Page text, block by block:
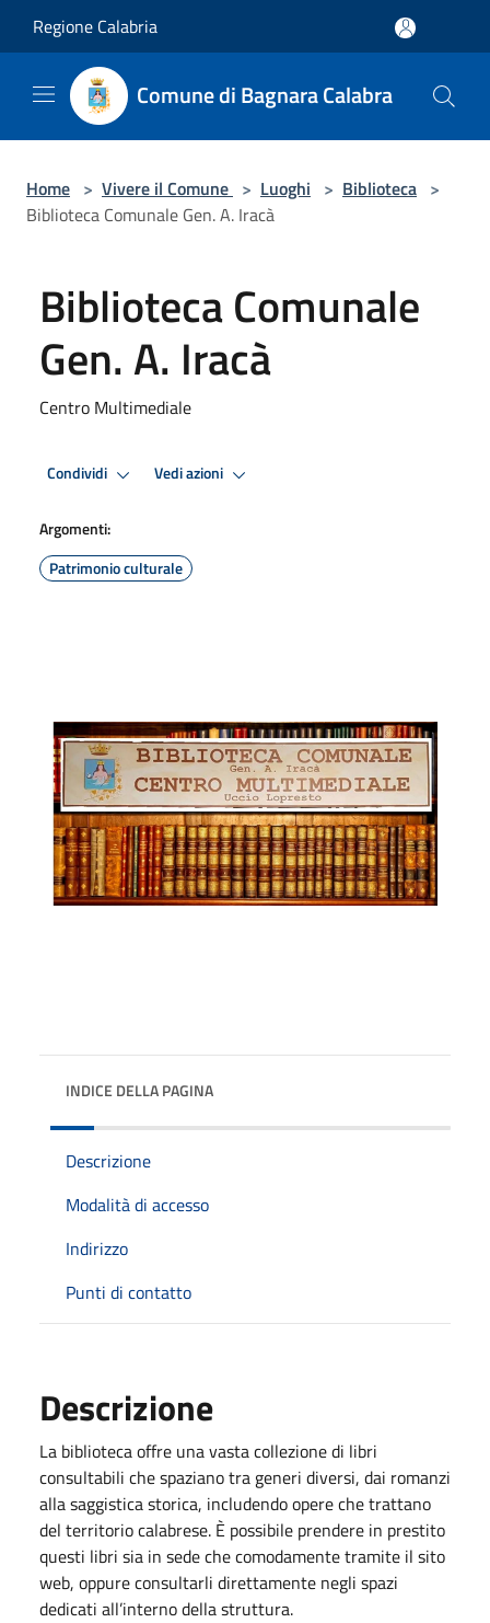
Regione Calabria
Comune di Bagnara Calabra
Home > Vivere il Comune > Luoghi > Biblioteca >
Biblioteca Comunale Gen. A. Iracà
Biblioteca Comunale
Gen. A. Iracà
Centro Multimediale
Condividi Vedi azioni
Argomenti:
Patrimonio culturale
INDICE DELLA PAGINA
Descrizione
Modalità di accesso
Indirizzo
Punti di contatto
Descrizione
La biblioteca offre una vasta collezione di libri
consultabili che spaziano tra generi diversi, dai romanzi
alla saggistica storica, includendo opere che trattano
del territorio calabrese. È possibile prendere in prestito
questi libri sia in sede che comodamente tramite il sito
web, oppure consultarli direttamente negli spazi
dedicati all’interno della struttura.